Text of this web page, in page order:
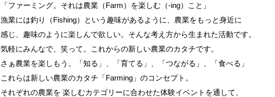
「ファーミング。それは農業（Farm）を楽しむ（-ing）こと」
漁業には釣り（Fishing）という趣味があるように、農業をもっと身近に
感じ、趣味のように楽しんで欲しい。そんな考え方から生まれた活動です。
気軽にみんなで、笑って。これからの新しい農業のカタチです。
さぁ農業を楽しもう。「知る」、「育てる」、「つながる」、「食べる」
これらは新しい農業のカタチ「Farming」のコンセプト。
それぞれの農業を 楽しむカテゴリーに合わせた体験イベントを通して、